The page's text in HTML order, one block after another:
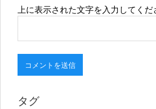
上に表示された文字を入力してくだ
タグ